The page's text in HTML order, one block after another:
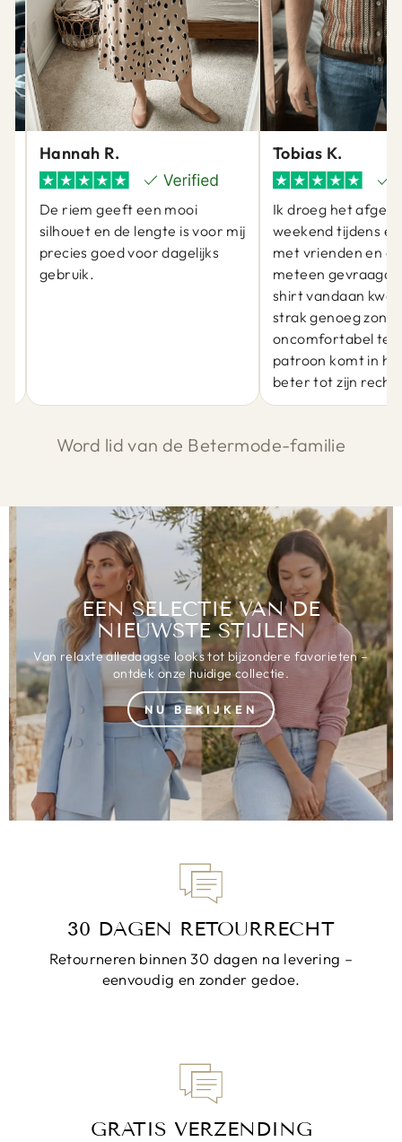
Hannah R.
De riem geeft een mooi
silhouet en de lengte is voor mij
precies goed voor dagelijks
gebruik.
Tobias K.
Ik droeg het
weekend tijdens
met vrienden en
meteen gevraagd
shirt vandaan
strak genoeg
oncomfortabel te
patroon komt in
beter tot zijn recht.
Word lid van de Betermode-familie
EEN SELECTIE VAN DE
NIEUWSTE STIJLEN
Van relaxte alledaagse looks tot bijzondere favorieten –
ontdek onze huidige collectie.
NU BEKIJKEN
30 DAGEN RETOURRECHT
Retourneren binnen 30 dagen na levering –
eenvoudig en zonder gedoe.
GRATIS VERZENDING